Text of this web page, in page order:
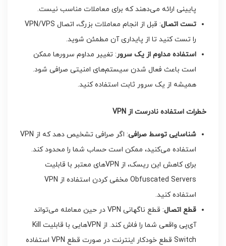
پایینی ارائه می‌دهند که برای معاملات مناسب نیست.
تست اتصال
: قبل از انجام معاملات بزرگ، اتصال VPN/VPS
را تست کنید تا از پایداری آن مطمئن شوید.
استفاده مداوم از یک سرور: تغییر مداوم سرورها ممکن
است باعث فعال شدن سیستم‌های امنیتی صرافی شود.
همیشه از یک سرور ثابت استفاده کنید.
خطرات استفاده نادرست از VPN
شناسایی توسط صرافی
: اگر صرافی تشخیص دهد که از VPN
استفاده می‌کنید، ممکن است حساب شما را محدود کند.
برای کاهش این ریسک، از VPN‌های معتبر با قابلیت
Obfuscated Servers مخفی کردن استفاده از VPN
استفاده کنید.
قطع اتصال
: قطع ناگهانی VPN در حین معامله می‌تواند
آی‌پی واقعی شما را فاش کند. از VPN‌هایی با قابلیت Kill
Switch قطع خودکار اینترنت در صورت قطع VPN استفاده